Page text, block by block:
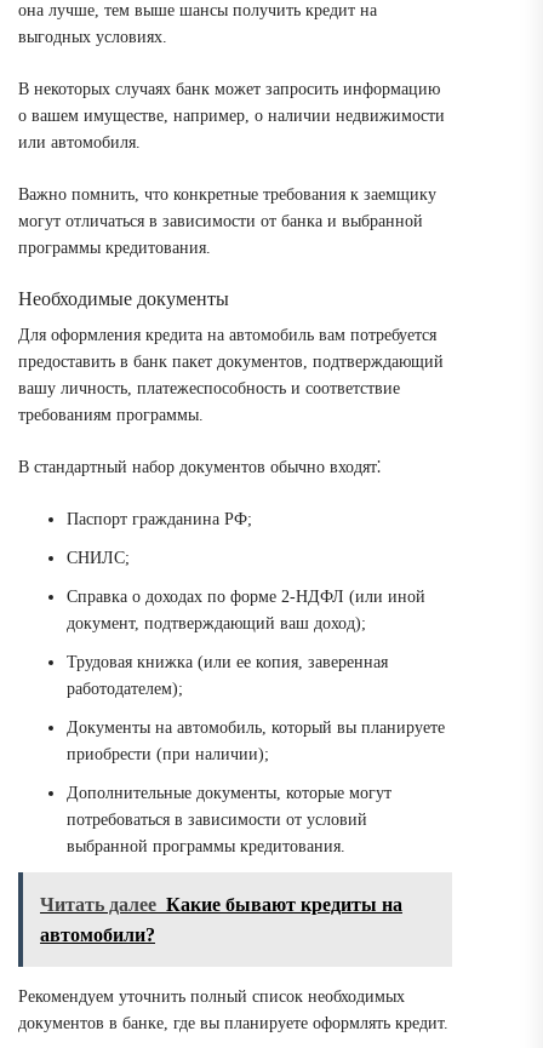
она лучше, тем выше шансы получить кредит на
выгодных условиях.
В некоторых случаях банк может запросить информацию
о вашем имуществе, например, о наличии недвижимости
или автомобиля.
Важно помнить, что конкретные требования к заемщику
могут отличаться в зависимости от банка и выбранной
программы кредитования.
Необходимые документы
Для оформления кредита на автомобиль вам потребуется
предоставить в банк пакет документов, подтверждающий
вашу личность, платежеспособность и соответствие
требованиям программы.
В стандартный набор документов обычно входят⁚
Паспорт гражданина РФ;
СНИЛС;
Справка о доходах по форме 2-НДФЛ (или иной
документ, подтверждающий ваш доход);
Трудовая книжка (или ее копия, заверенная
работодателем);
Документы на автомобиль, который вы планируете
приобрести (при наличии);
Дополнительные документы, которые могут
потребоваться в зависимости от условий
выбранной программы кредитования.
Читать далее Какие бывают кредиты на
автомобили?
Рекомендуем уточнить полный список необходимых
документов в банке, где вы планируете оформлять кредит.